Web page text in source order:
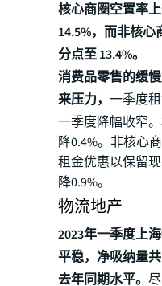
核心商圈空置率
14.5%，而非核心
分点至 13.4%。
消费品零售的缓
来压力， 一季度
一季度降幅收窄
降0.4%。非核心
租金优惠以保留
降0.9%。
物流地产
2023年一季度上
平稳，净吸纳量
去年同期水平。